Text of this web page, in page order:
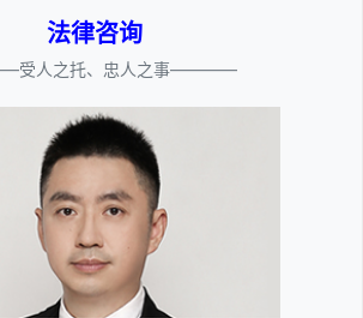
法律咨询
人之托、忠人之事————